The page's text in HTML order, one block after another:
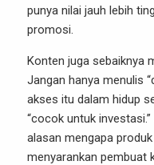
punya nilai jauh lebih
promosi.
Konten juga sebaiknya
Jangan hanya menulis
akses itu dalam hidup
“cocok untuk
alasan mengapa
menyarankan pembuat